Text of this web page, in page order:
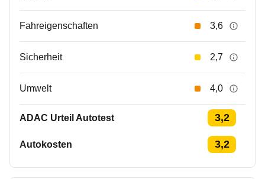
Fahreigenschaften 3,6
Sicherheit 2,7
Umwelt 4,0
ADAC Urteil Autotest 3,2
Autokosten 3,2